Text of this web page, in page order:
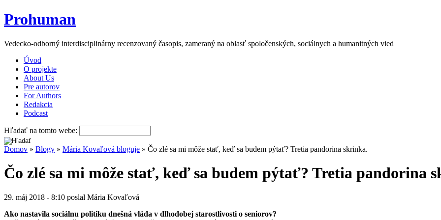
Prohuman
Vedecko-odborný interdisciplinárny recenzovaný časopis, zameraný na oblasť spoločenských, sociálnych a humanitných vied
Úvod
O projekte
About Us
Pre autorov
For Authors
Redakcia
Podcast
Hľadať na tomto webe:
Domov » Blogy » Mária Kovaľová bloguje » Čo zlé sa mi môže stať, keď sa budem pýtať? Tretia pandorina skrinka.
Čo zlé sa mi môže stať, keď sa budem pýtať? Tretia pandorina
29. máj 2018 - 8:10 poslal Mária Kovaľová
Ako nastavila sociálnu politiku dnešná vláda v dlhodobej starostlivosti o seniorov?